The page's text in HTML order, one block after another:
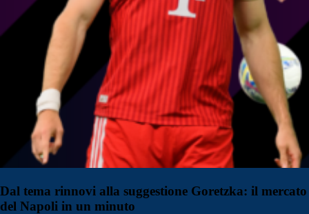
Dal tema rinnovi alla suggestione Goretzka: il mercato
del Napoli in un minuto